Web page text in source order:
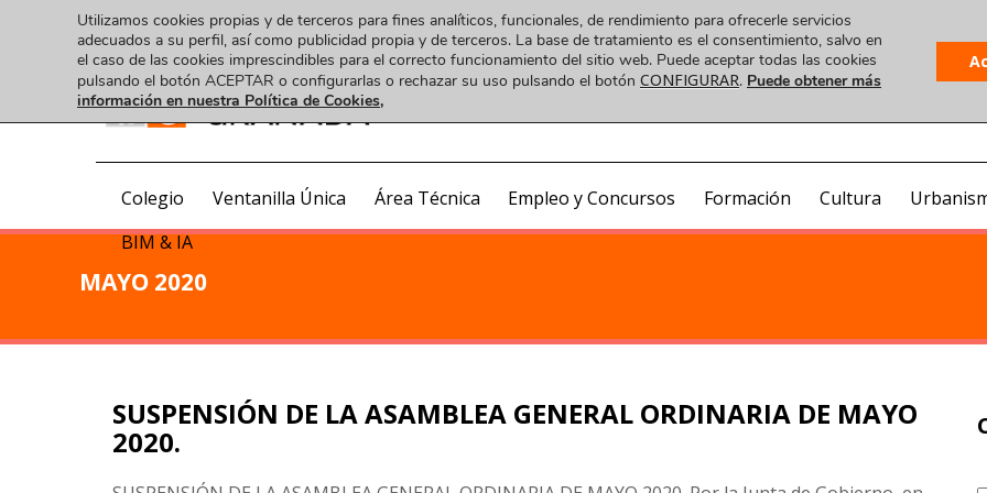
Colegio Ventanilla Única Área Técnica Empleo y Concursos Formación Cultura
BIM & IA
MAYO 2020
SUSPENSIÓN DE LA ASAMBLEA GENERAL ORDINARIA DE MAYO
2020.
Utilizamos cookies propias y de terceros para fines analíticos, funcionales, de rendimiento para ofrecerle servicios
adecuados a su perfil, así como publicidad propia y de terceros. La base de tratamiento es el consentimiento, salvo en
el caso de las cookies imprescindibles para el correcto funcionamiento del sitio web. Puede aceptar todas las cookies
pulsando el botón ACEPTAR o configurarlas o rechazar su uso pulsando el botón CONFIGURAR. Puede obtener más
información en nuestra Política de Cookies,